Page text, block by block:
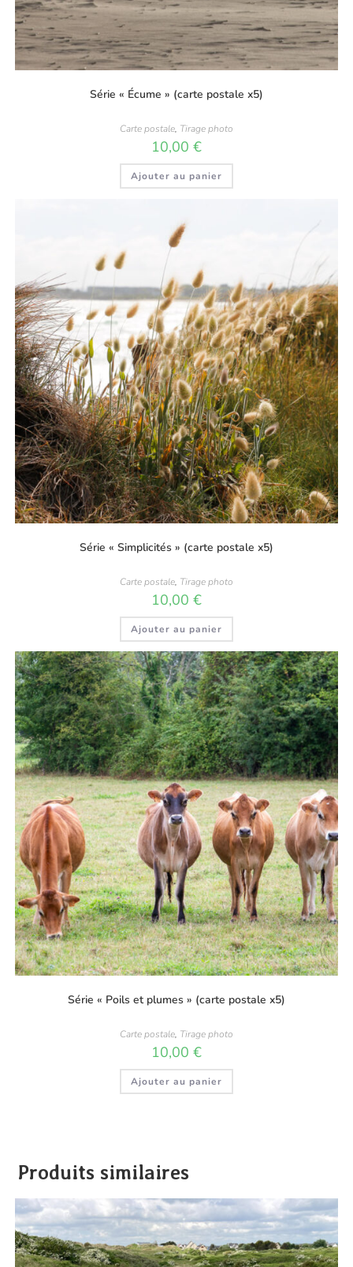
Série « Écume » (carte postale x5)
Carte postale, Tirage photo
10,00 €
Ajouter au panier
Série « Simplicités » (carte postale x5)
Carte postale, Tirage photo
10,00 €
Ajouter au panier
Série « Poils et plumes » (carte postale x5)
Carte postale, Tirage photo
10,00 €
Ajouter au panier
Produits similaires